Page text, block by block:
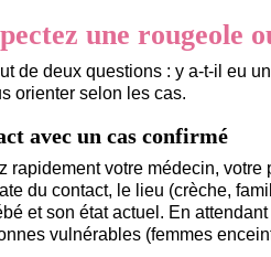
une rougeole
de deux questions : y a-t-il eu
orienter selon les cas.
avec un cas confirmé
rapidement votre médecin,
du contact, le lieu (crèche,
et son état actuel. En
vulnérables (femmes